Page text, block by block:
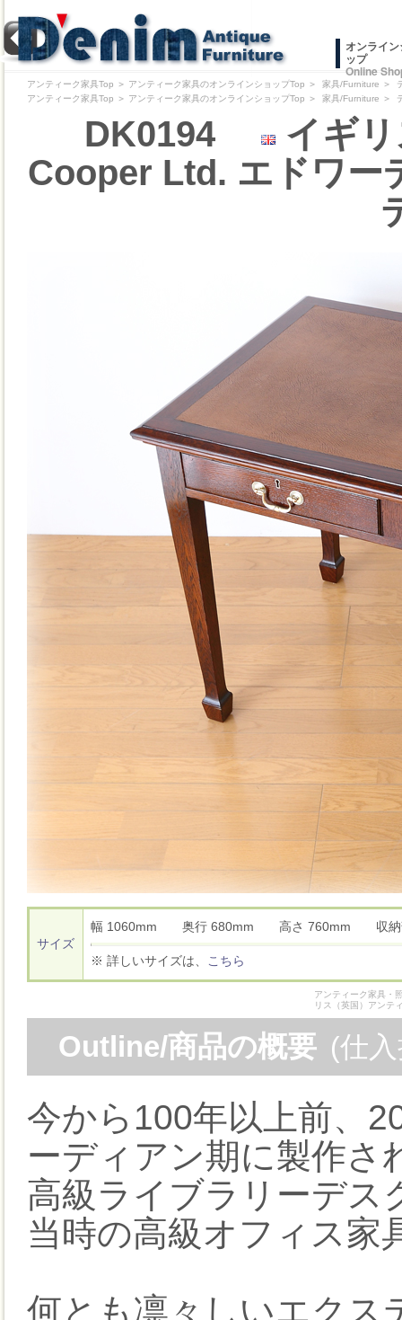
オンライ
ップ
Online
アンティーク家具Top ＞ アンティーク家具のオンラインショップTop ＞ 家具/Furniture ＞
アンティーク家具Top ＞ アンティーク家具のオンラインショップTop ＞ 家具/Furniture ＞
DK0194
イギ
Cooper Ltd. エドワー
サイズ
幅 1060mm 奥行 680mm 高さ 760mm 収納部
※ 詳しいサイズは、 こちら
アンティーク家具・
リス（英国）アンテ
Outline/商品の概要 (仕
今から100年以上前、
ーディアン期に製作さ
高級ライブラリーデス
当時の高級オフィス家
何とも凛々しいエクス